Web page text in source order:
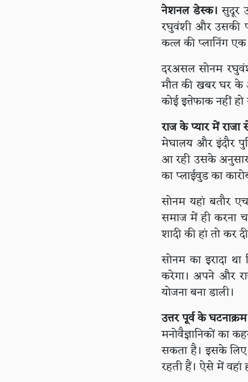
नेशनल डेस्क।सुदूर
रघुवंशी और उसकी
कत्ल की प्लानिंग
दरअसल सोनम
मौत की खबर घर के
कोई इत्तेफाक नहीं
राज के प्यार में राजा
मेघालय और इंदौर
आ रही उसके अनुसार
का प्लाईवुड का
सोनम यहां बतौर
समाज में ही करना
शादी की हां तो कर
सोनम का इरादा
करेगा। अपने और
योजना बना डाली।
उत्तर पूर्व के
मनोवैज्ञानिकों का
सकता है। इसके लिए
रहती हैं। ऐसे में वहां